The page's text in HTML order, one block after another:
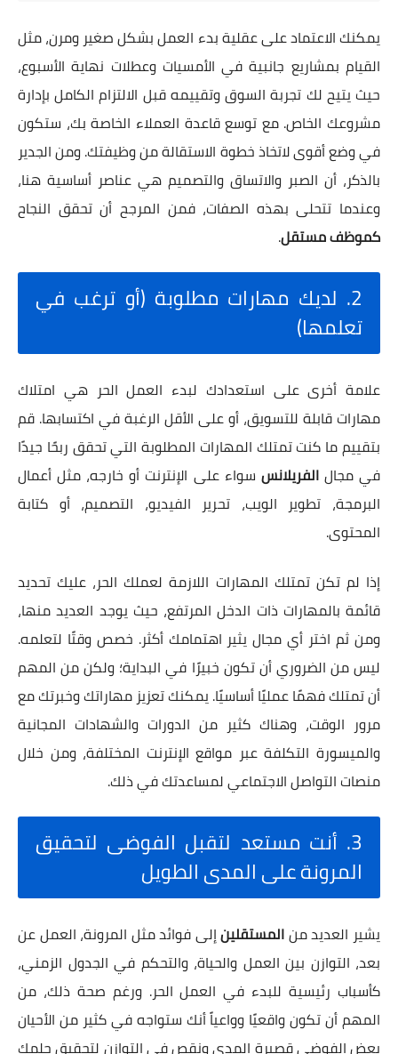
يمكنك الاعتماد على عقلية بدء العمل بشكل صغير ومرن، مثل
القيام بمشاريع جانبية في الأمسيات وعطلات نهاية الأسبوع،
حيث يتيح لك تجربة السوق وتقييمه قبل الالتزام الكامل بإدارة
مشروعك الخاص. مع توسع قاعدة العملاء الخاصة بك، ستكون
في وضع أقوى لاتخاذ خطوة الاستقالة من وظيفتك. ومن الجدير
بالذكر، أن الصبر والاتساق والتصميم هي عناصر أساسية هنا،
وعندما تتحلى بهذه الصفات، فمن المرجح أن تحقق النجاح
كموظف مستقل.
2. لديك مهارات مطلوبة (أو ترغب في
تعلمها)
علامة أخرى على استعدادك لبدء العمل الحر هي امتلاك
مهارات قابلة للتسويق، أو على الأقل الرغبة في اكتسابها. قم
بتقييم ما كنت تمتلك المهارات المطلوبة التي تحقق ربحًا جيدًا
في مجالالفريلانس سواء على الإنترنت أو خارجه، مثل أعمال
البرمجة، تطوير الويب، تحرير الفيديو، التصميم، أو كتابة
المحتوى.
إذا لم تكن تمتلك المهارات اللازمة لعملك الحر، عليك تحديد
قائمة بالمهارات ذات الدخل المرتفع، حيث يوجد العديد منها،
ومن ثم اختر أي مجال يثير اهتمامك أكثر. خصص وقتًا لتعلمه.
ليس من الضروري أن تكون خبيرًا في البداية؛ ولكن من المهم
أن تمتلك فهمًا عمليًا أساسيًا. يمكنك تعزيز مهاراتك وخبرتك مع
مرور الوقت، وهناك كثير من الدورات والشهادات المجانية
والميسورة التكلفة عبر مواقع الإنترنت المختلفة، ومن خلال
منصات التواصل الاجتماعي لمساعدتك في ذلك.
3. أنت مستعد لتقبل الفوضى لتحقيق
المرونة على المدى الطويل
يشير العديد منالمستقلينإلى فوائد مثل المرونة، العمل عن
بعد، التوازن بين العمل والحياة، والتحكم في الجدول الزمني،
كأسباب رئيسية للبدء في العمل الحر. ورغم صحة ذلك، من
المهم أن تكون واقعيًا وواعياً أنك ستواجه في كثير من الأحيان
بعض الفوضى قصيرة المدى ونقص في التوازن لتحقيق حلمك